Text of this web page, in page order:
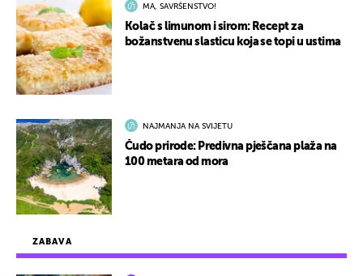
ZABAVA
MA, SAVRŠENSTVO!
Kolač s limunom i sirom: Recept za
božanstvenu slasticu koja se topi u ustima
NAJMANJA NA SVIJETU
Čudo prirode: Predivna pješčana plaža na
100 metara od mora